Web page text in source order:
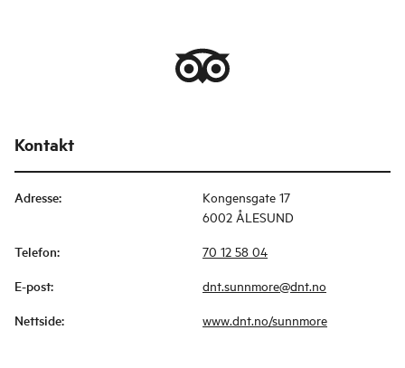
Kontakt
Adresse:
Kongensgate 17
6002 ÅLESUND
Telefon: 70 12 58 04
E-post: dnt.sunnmore@dnt.no
Nettside: www.dnt.no/sunnmore